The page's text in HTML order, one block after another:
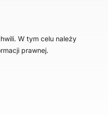
W tym celu należy
prawnej.